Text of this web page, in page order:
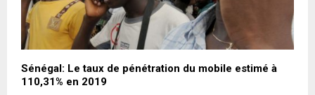
Sénégal: Le taux de pénétration du mobile estimé à
110,31% en 2019